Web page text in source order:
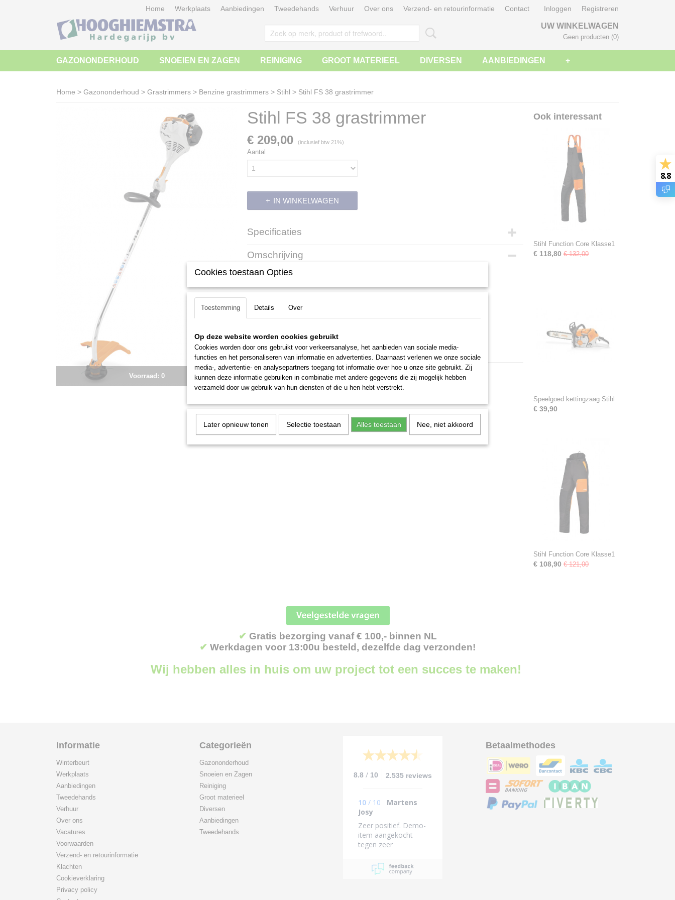
Home Werkplaats Aanbiedingen Tweedehands Verhuur Over ons Verzend- en retourinformatie Contact Inloggen Registreren
UW WINKELWAGEN
Geen producten (0)
GAZONONDERHOUD SNOEIEN EN ZAGEN REINIGING GROOT MATERIEEL DIVERSEN AANBIEDINGEN +
Home > Gazononderhoud > Grastrimmers > Benzine grastrimmers > Stihl > Stihl FS 38 grastrimmer
Voorraad: 0
Stihl FS 38 grastrimmer
€ 209,00 (inclusief btw 21%)
Aantal
IN WINKELWAGEN
Specificaties
Productcode
Productcode leverancier
Omschrijving
Stihl FS 38
2 draads maaibol
Gewicht: 4.2 kg
Ook interessant
Stihl Function Core Klasse1
€ 118,80 € 132,00
Speelgoed kettingzaag Stihl
€ 39,90
Stihl Function Core Klasse1
€ 108,90 € 121,00
✔ Gratis bezorging vanaf € 100,- binnen NL
✔ Werkdagen voor 13:00u besteld, dezelfde dag verzonden!
Wij hebben alles in huis om uw project tot een succes te maken!
Informatie
Winterbeurt
Werkplaats
Aanbiedingen
Tweedehands
Verhuur
Over ons
Vacatures
Voorwaarden
Verzend- en retourinformatie
Klachten
Cookieverklaring
Privacy policy
Categorieën
Gazononderhoud
Snoeien en Zagen
Reiniging
Groot materieel
Diversen
Aanbiedingen
Tweedehands
8.8 / 10 2.535 reviews
10 / 10
Martens
Josy
Zeer positief. Demo-
item aangekocht
tegen zeer
8.8
Betaalmethodes
Cookies toestaan Opties
Toestemming Details Over
Op deze website worden cookies gebruikt
Cookies worden door ons gebruikt voor verkeersanalyse, het aanbieden van sociale media-
functies en het personaliseren van informatie en advertenties. Daarnaast verlenen we onze sociale
media-, advertentie- en analysepartners toegang tot informatie over hoe u onze site gebruikt. Zij
kunnen deze informatie gebruiken in combinatie met andere gegevens die zij mogelijk hebben
verzameld door uw gebruik van hun diensten of die u hen hebt verstrekt.
Later opnieuw tonen Selectie toestaan Alles toestaan Nee, niet akkoord